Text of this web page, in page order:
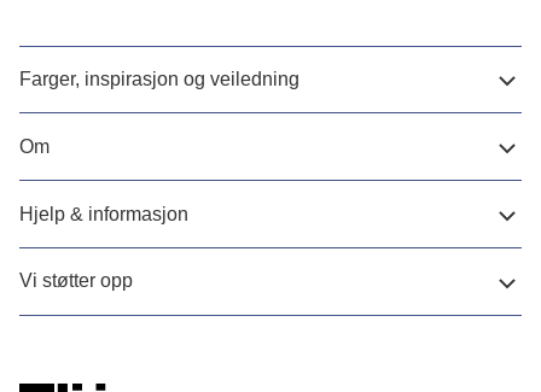
Farger, inspirasjon og veiledning
Om
Hjelp & informasjon
Vi støtter opp